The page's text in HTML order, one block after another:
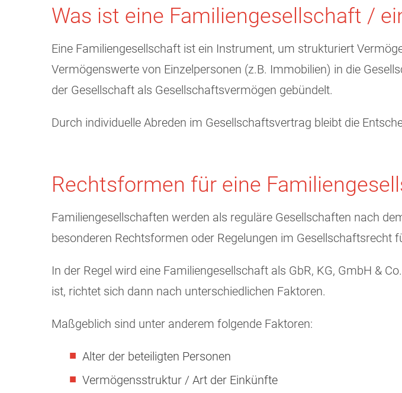
Was ist eine Familiengesellschaft /
Eine Familiengesellschaft ist ein Instrument, um strukturiert
Vermögenswerte von Einzelpersonen (z.B. Immobilien) in die
der Gesellschaft als Gesellschaftsvermögen gebündelt.
Durch individuelle Abreden im Gesellschaftsvertrag bleibt die
Rechtsformen für eine
Familiengesellschaften werden als reguläre Gesellschaften nach
besonderen Rechtsformen oder Regelungen im Gesellschaftsrecht
In der Regel wird eine Familiengesellschaft als GbR, KG, GmbH &
ist, richtet sich dann nach unterschiedlichen Faktoren.
Maßgeblich sind unter anderem folgende Faktoren:
Alter der beteiligten Personen
Vermögensstruktur / Art der Einkünfte